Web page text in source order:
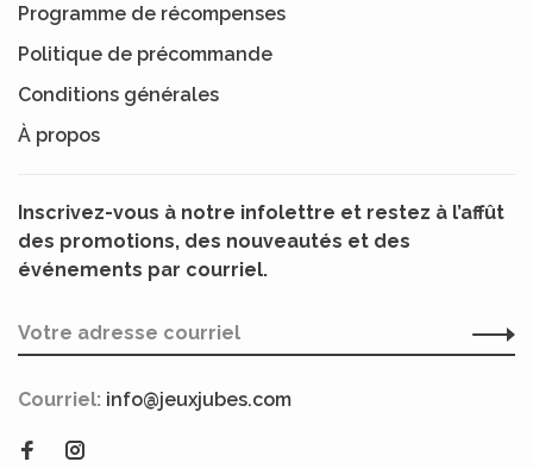
Programme de récompenses
Politique de précommande
Conditions générales
À propos
Inscrivez-vous à notre infolettre et restez à l’affût
des promotions, des nouveautés et des
événements par courriel.
Courriel: info@jeuxjubes.com